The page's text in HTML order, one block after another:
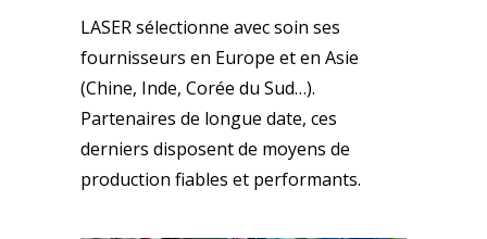
LASER sélectionne avec soin ses
fournisseurs en Europe et en Asie
(Chine, Inde, Corée du Sud…).
Partenaires de longue date, ces
derniers disposent de moyens de
production fiables et performants.